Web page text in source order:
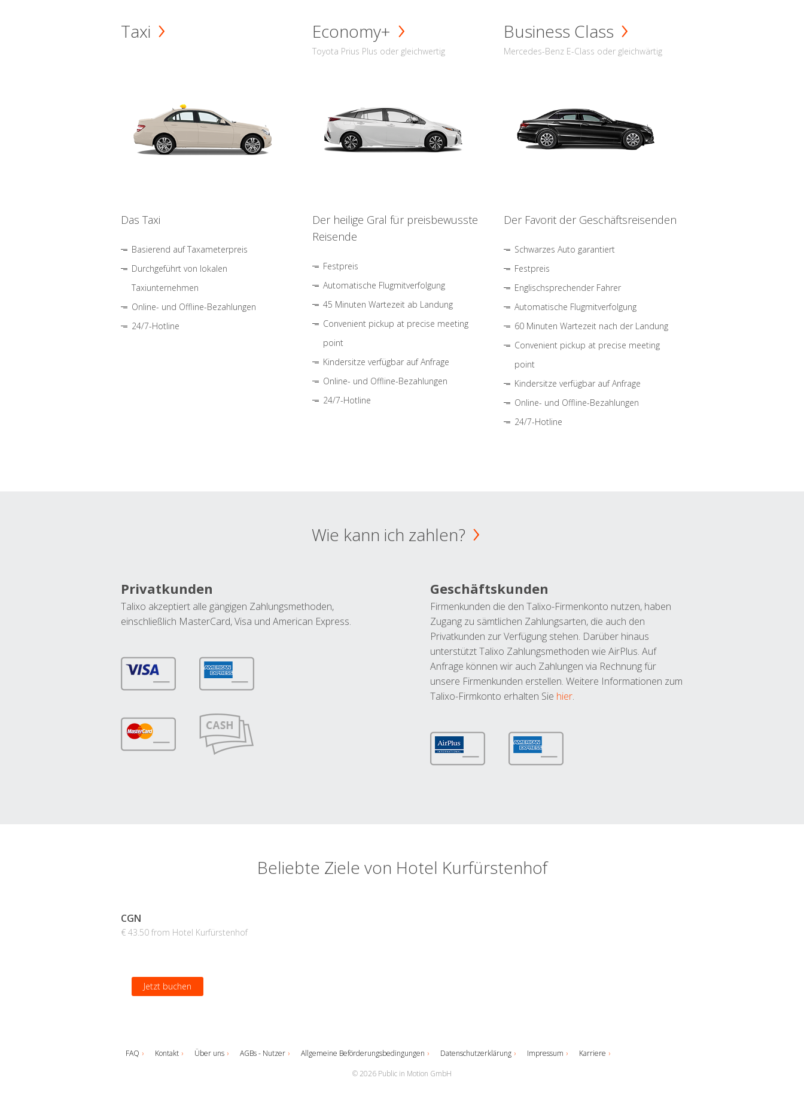
Taxi
Das Taxi
Basierend auf Taxameterpreis
Durchgeführt von lokalen
Taxiunternehmen
Online- und Offline-Bezahlungen
24/7-Hotline
Economy+
Toyota Prius Plus oder gleichwertig
Der heilige Gral für preisbewusste
Reisende
Festpreis
Automatische Flugmitverfolgung
45 Minuten Wartezeit ab Landung
Convenient pickup at precise meeting
point
Kindersitze verfügbar auf Anfrage
Online- und Offline-Bezahlungen
24/7-Hotline
Business Class
Mercedes-Benz E-Class oder gleichwärtig
Der Favorit der Geschäftsreisenden
Schwarzes Auto garantiert
Festpreis
Englischsprechender Fahrer
Automatische Flugmitverfolgung
60 Minuten Wartezeit nach der Landung
Convenient pickup at precise meeting
point
Kindersitze verfügbar auf Anfrage
Online- und Offline-Bezahlungen
24/7-Hotline
Wie kann ich zahlen?
Privatkunden
Talixo akzeptiert alle gängigen Zahlungsmethoden,
einschließlich MasterCard, Visa und American Express.
Geschäftskunden
Firmenkunden die den Talixo-Firmenkonto nutzen, haben
Zugang zu sämtlichen Zahlungsarten, die auch den
Privatkunden zur Verfügung stehen. Darüber hinaus
unterstützt Talixo Zahlungsmethoden wie AirPlus. Auf
Anfrage können wir auch Zahlungen via Rechnung für
unsere Firmenkunden erstellen. Weitere Informationen zum
Talixo-Firmkonto erhalten Sie hier.
Beliebte Ziele von Hotel Kurfürstenhof
CGN
€ 43.50 from Hotel Kurfürstenhof
Jetzt buchen
FAQ Kontakt Über uns AGBs - Nutzer Allgemeine Beförderungsbedingungen Datenschutzerklärung Impressum
Karriere
© 2026 Public in Motion GmbH